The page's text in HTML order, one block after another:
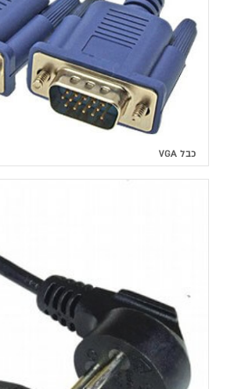
כבל VGA